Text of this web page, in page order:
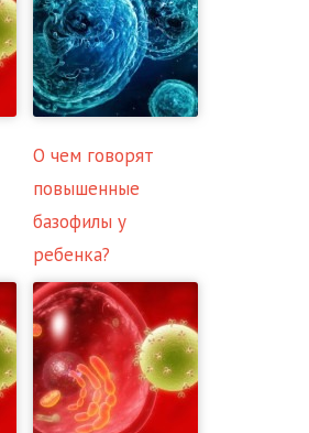
О чем говорят
повышенные
базофилы у
ребенка?